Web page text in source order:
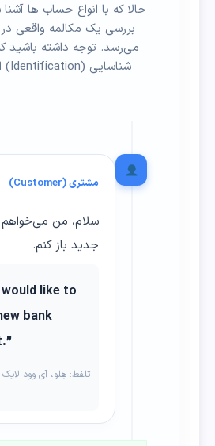
حالا که با انواع حساب ها
بررسی یک مکالمه واقعی
می‌رسد. توجه داشته باشید
شناسایی (Identification) الزامی است.
مشتری (Customer)
سلام، من
جدید باز کنم.
would like to
bank